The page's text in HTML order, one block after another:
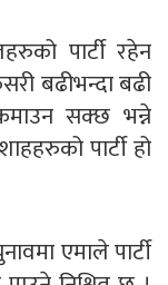
पार्टी रहेन
बढीभन्दा बढी
सक्छ भन्ने
पार्टी हो
एमाले पार्टी